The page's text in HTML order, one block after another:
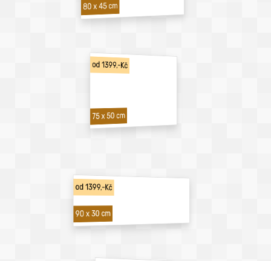
80 x 45 cm
od 1399,-Kč
75 x 50 cm
od 1399,-Kč
90 x 30 cm